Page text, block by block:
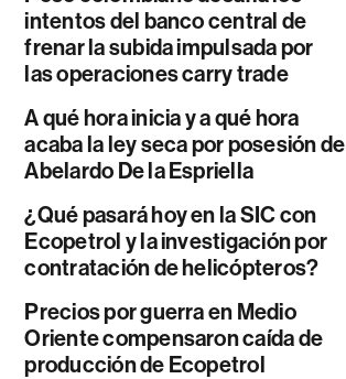
intentos del banco central de
frenar la subida impulsada por
las operaciones carry trade
A qué hora inicia y a qué hora
acaba la ley seca por posesión de
Abelardo De la Espriella
¿Qué pasará hoy en la SIC con
Ecopetrol y la investigación por
contratación de helicópteros?
Precios por guerra en Medio
Oriente compensaron caída de
producción de Ecopetrol